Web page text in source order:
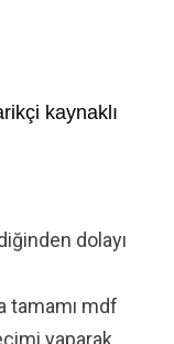
kaynaklı
dolayı
tamamı mdf
yaparak